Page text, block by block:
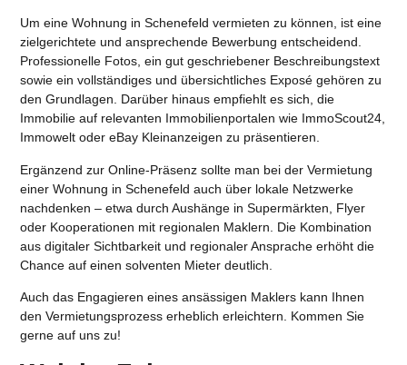
Um eineWohnung in Schenefeld vermieten zu können, ist eine
zielgerichtete und ansprechende Bewerbung entscheidend.
Professionelle Fotos, ein gut geschriebener Beschreibungstext
sowie ein vollständiges und übersichtliches Exposé gehören zu
den Grundlagen. Darüber hinaus empfiehlt es sich, die
Immobilie auf relevanten Immobilienportalen wie ImmoScout24,
Immowelt oder eBay Kleinanzeigen zu präsentieren.
Ergänzend zur Online-Präsenz sollte man bei derVermietung
einer Wohnung in Schenefeld auch über lokale Netzwerke
nachdenken – etwa durch Aushänge in Supermärkten, Flyer
oder Kooperationen mit regionalen Maklern. Die Kombination
aus digitaler Sichtbarkeit und regionaler Ansprache erhöht die
Chance auf einen solventen Mieter deutlich.
Auch das Engagieren eines ansässigen Maklers kann Ihnen
den Vermietungsprozess erheblich erleichtern. Kommen Sie
gerne auf uns zu!